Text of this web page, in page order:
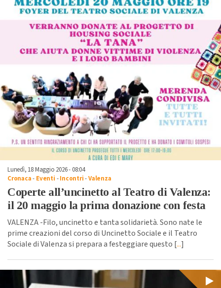
Lunedì, 18 Maggio 2026 - 08:04
Cronaca- Eventi -Incontri-Valenza
Coperte all’uncinetto al Teatro di Valenza:
il 20 maggio la prima donazione con festa
VALENZA -Filo, uncinetto e tanta solidarietà. Sono nate le
prime creazioni del corso di Uncinetto Sociale e il Teatro
Sociale di Valenza si prepara a festeggiare questo [...]